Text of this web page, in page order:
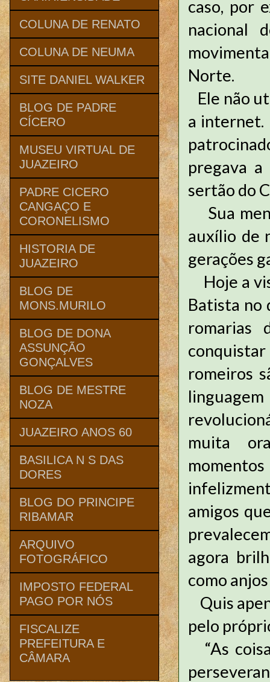
caso, por
nacional
Norte.
Ele não
a internet.
pregava
sertão do
Sua
auxílio de
gerações
Hoje a
Batista no
romarias
romeiros
muita
amigos
agora
como
Quis
pelo
“As
COLUNA DE RENATO
COLUNA DE NEUMA
SITE DANIEL WALKER
BLOG DE PADRE
CÍCERO
MUSEU VIRTUAL DE
JUAZEIRO
PADRE CICERO
CANGAÇO E
CORONELISMO
HISTORIA DE
JUAZEIRO
BLOG DE
MONS.MURILO
BLOG DE DONA
ASSUNÇÃO
GONÇALVES
BLOG DE MESTRE
NOZA
JUAZEIRO ANOS 60
BASILICA N S DAS
DORES
BLOG DO PRINCIPE
RIBAMAR
ARQUIVO
FOTOGRÁFICO
IMPOSTO FEDERAL
PAGO POR NÓS
FISCALIZE
PREFEITURA E
CÂMARA